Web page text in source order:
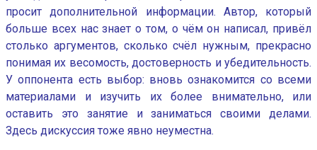
просит дополнительной информации. Автор, который
больше всех нас знает о том, о чём он написал, привёл
столько аргументов, сколько счёл нужным, прекрасно
понимая их весомость, достоверность и убедительность.
У оппонента есть выбор: вновь ознакомится со всеми
материалами и изучить их более внимательно, или
оставить это занятие и заниматься своими делами.
Здесь дискуссия тоже явно неуместна.